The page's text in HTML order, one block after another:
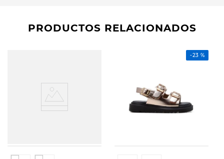
PRODUCTOS RELACIONADOS
-23 %